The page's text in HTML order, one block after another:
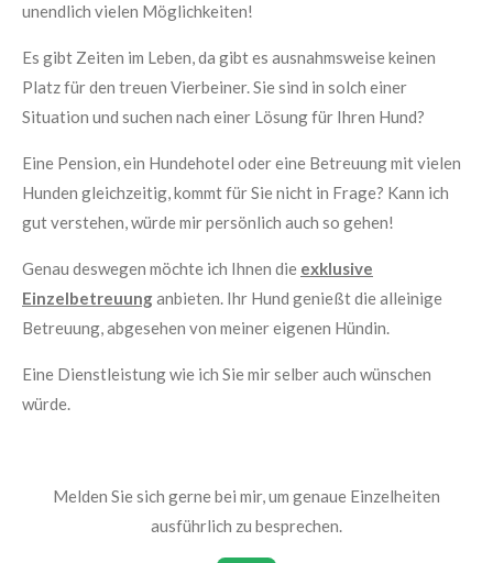
unendlich vielen Möglichkeiten!
Es gibt Zeiten im Leben, da gibt es ausnahmsweise keinen
Platz für den treuen Vierbeiner. Sie sind in solch einer
Situation und suchen nach einer Lösung für Ihren Hund?
Eine Pension, ein Hundehotel oder eine Betreuung mit vielen
Hunden gleichzeitig, kommt für Sie nicht in Frage? Kann ich
gut verstehen, würde mir persönlich auch so gehen!
Genau deswegen möchte ich Ihnen die exklusive
Einzelbetreuunganbieten. Ihr Hund genießt die alleinige
Betreuung, abgesehen von meiner eigenen Hündin.
Eine Dienstleistung wie ich Sie mir selber auch wünschen
würde.
Melden Sie sich gerne bei mir, um genaue Einzelheiten
ausführlich zu besprechen.